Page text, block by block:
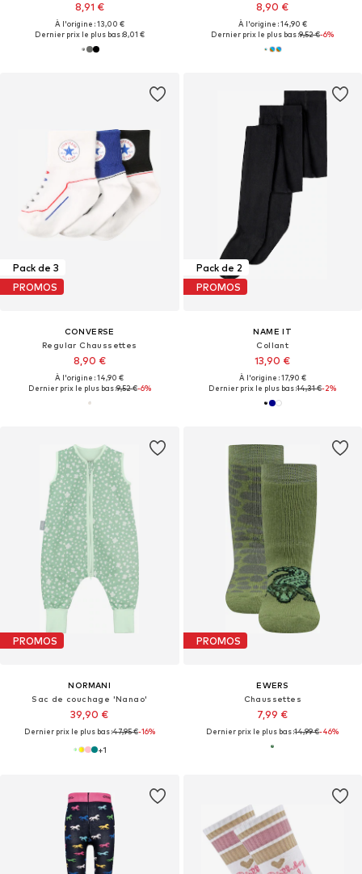
8,91 €
À l'origine : 13,00 €
Dernier prix le plus bas :8,01 €
8,90 €
À l'origine : 14,90 €
Dernier prix le plus bas :9,52 €-6%
Pack de 3
PROMOS
CONVERSE
Regular Chaussettes
8,90 €
À l'origine : 14,90 €
Dernier prix le plus bas :9,52 €-6%
Pack de 2
PROMOS
NAME IT
Collant
13,90 €
À l'origine : 17,90 €
Dernier prix le plus bas :14,31 €-2%
PROMOS
NORMANI
Sac de couchage 'Nanao'
39,90 €
Dernier prix le plus bas :47,95 €-16%
+1
PROMOS
EWERS
Chaussettes
7,99 €
Dernier prix le plus bas :14,99 €-46%